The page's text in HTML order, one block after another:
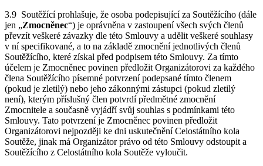
3.9 Soutěžící prohlašuje, že osoba podepisující za Soutěžícího (dále
jen „Zmocněnec“) je oprávněna v zastoupení všech svých členů
převzít veškeré závazky dle této Smlouvy a udělit veškeré souhlasy
v ní specifikované, a to na základě zmocnění jednotlivých členů
Soutěžícího, které získal před podpisem této Smlouvy. Za tímto
účelem je Zmocněnec povinen předložit Organizátorovi za každého
člena Soutěžícího písemné potvrzení podepsané tímto členem
(pokud je zletilý) nebo jeho zákonnými zástupci (pokud zletilý
není), kterým příslušný člen potvrdí předmětné zmocnění
Zmocnitele a současně vyjádří svůj souhlas s podmínkami této
Smlouvy. Tato potvrzení je Zmocněnec povinen předložit
Organizátorovi nejpozději ke dni uskutečnění Celostátního kola
Soutěže, jinak má Organizátor právo od této Smlouvy odstoupit a
Soutěžícího z Celostátního kola Soutěže vyloučit.